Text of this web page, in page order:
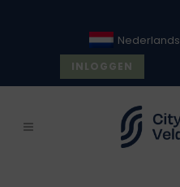
Nederlands
INLOGGEN